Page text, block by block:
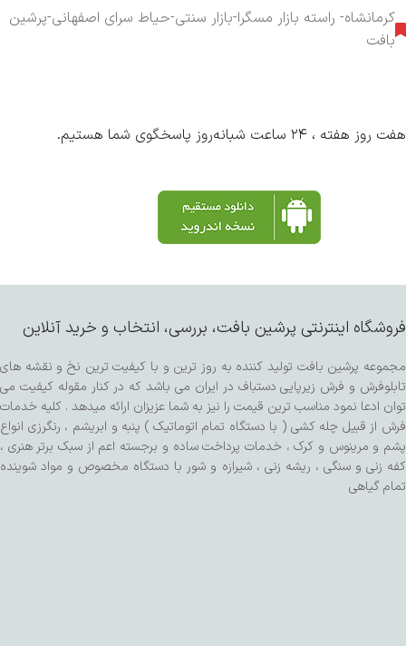
کرمانشاه- راسته بازار مسگرا-بازار سنتی-حیاط سرای اصفهانی-پرشین
بافت
هفت روز هفته ، ۲۴ ساعت شبانه‌روز پاسخگوی شما هستیم.
فروشگاه اینترنتی پرشین بافت، بررسی، انتخاب و خرید آنلاین
مجموعه پرشین بافت تولید کننده به روز ترین و با کیفیت ترین نخ و نقشه های
تابلوفرش و فرش زیرپایی دستباف در ایران می باشد که در کنار مقوله کیفیت می
توان ادعا نمود مناسب ترین قیمت را نیز به شما عزیزان ارائه میدهد . کلیه خدمات
فرش از قبیل چله کشی ( با دستگاه تمام اتوماتیک ) پنبه و ابریشم ، رنگرزی انواع
پشم و مرینوس و کرک ، خدمات پرداخت ساده و برجسته اعم از سبک برتر هنری ،
کفه زنی و سنگی ، ریشه زنی ، شیرازه و شور با دستگاه مخصوص و مواد شوینده
تمام گیاهی